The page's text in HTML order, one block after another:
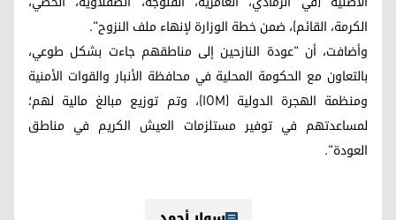
الكرمة، القائم)، ضمن خطة الوزارة لإنهاء ملف النزوح".
وأضافت، أن "عودة النازحين إلى مناطقهم جاءت بشكل طوعي،
بالتعاون مع الحكومة المحلية في محافظة الأنبار والقوات الأمنية
ومنظمة الهجرة الدولية (IOM)، وتم توزيع مبالغ مالية لهم؛
لمساعدتهم في توفير مستلزمات العيش الكريم في مناطق
العودة".